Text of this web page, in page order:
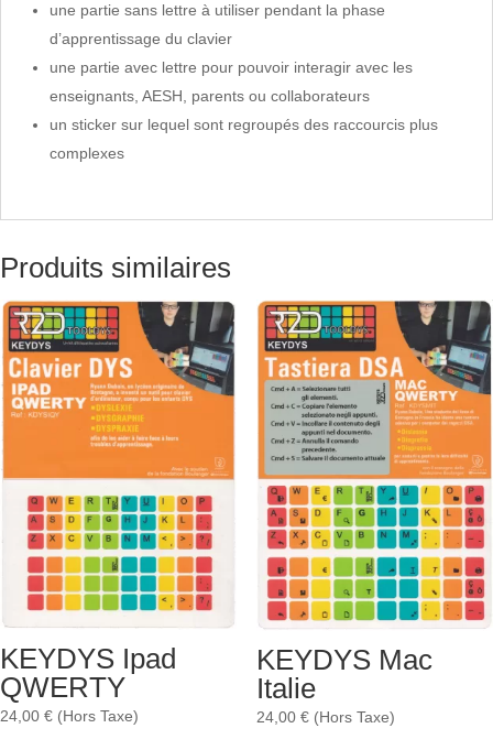
une partie sans lettre à utiliser pendant la phase
d’apprentissage du clavier
une partie avec lettre pour pouvoir interagir avec les
enseignants, AESH, parents ou collaborateurs
un sticker sur lequel sont regroupés des raccourcis plus
complexes
Produits similaires
KEYDYS Ipad
QWERTY
24,00 € (Hors Taxe)
KEYDYS Mac
Italie
24,00 € (Hors Taxe)